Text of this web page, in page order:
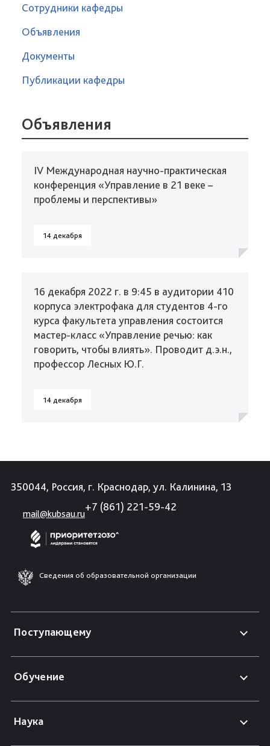
Сотрудники кафедры
Объявления
Документы
Публикации кафедры
Объявления
IV Международная научно-практическая
конференция «Управление в 21 веке –
проблемы и перспективы»
14 декабря
16 декабря 2022 г. в 9:45 в аудитории 410
корпуса электрофака для студентов 4-го
курса факультета управления состоится
мастер-класс «Управление речью: как
говорить, чтобы влиять». Проводит д.э.н.,
профессор Лесных Ю.Г.
14 декабря
350044, Россия, г. Краснодар, ул. Калинина, 13
mail@kubsau.ru
+7 (861) 221-59-42
Сведения об образовательной организации
Поступающему
Обучение
Наука